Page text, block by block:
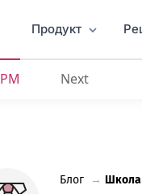
Продукт
для
Next
Блог → Школа